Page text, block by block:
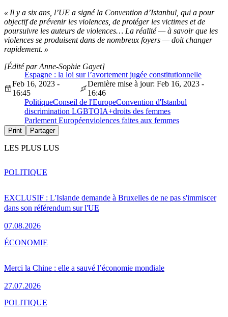
« Il y a six ans, l’UE a signé la Convention d’Istanbul, qui a pour
objectif de prévenir les violences, de protéger les victimes et de
poursuivre les auteurs de violences… La réalité — à savoir que les
violences se produisent dans de nombreux foyers — doit changer
rapidement. »
Espagne : la loi sur l’avortement jugée constitutionnelle
[Édité par Anne-Sophie Gayet]
Feb 16, 2023 -
16:45
Dernière mise à jour: Feb 16, 2023 -
16:46
PolitiqueConseil de l'EuropeConvention d'Istanbul
discrimination LGBTQIA+droits des femmes
Parlement Européenviolences faites aux femmes
Print Partager
LES PLUS LUS
EXCLUSIF : L'Islande demande à Bruxelles de ne pas s'immiscer
dans son référendum sur l'UE
07.08.2026
POLITIQUE
Merci la Chine : elle a sauvé l’économie mondiale
27.07.2026
ÉCONOMIE
POLITIQUE